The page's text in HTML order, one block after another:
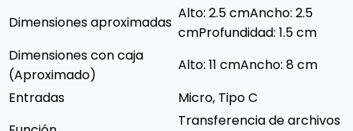
Dimensiones aproximadas
Alto: 2.5 cmAncho: 2.5
cmProfundidad: 1.5 cm
Dimensiones con caja
(Aproximado)
Alto: 11 cmAncho: 8 cm
Entradas
Micro, Tipo C
Transferencia de archivos